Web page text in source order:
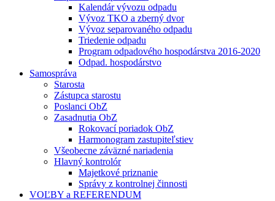
Kalendár vývozu odpadu
Vývoz TKO a zberný dvor
Vývoz separovaného odpadu
Triedenie odpadu
Program odpadového hospodárstva 2016-2020
Odpad. hospodárstvo
Samospráva
Starosta
Zástupca starostu
Poslanci ObZ
Zasadnutia ObZ
Rokovací poriadok ObZ
Harmonogram zastupiteľstiev
Všeobecne záväzné nariadenia
Hlavný kontrolór
Majetkové priznanie
Správy z kontrolnej činnosti
VOĽBY a REFERENDUM